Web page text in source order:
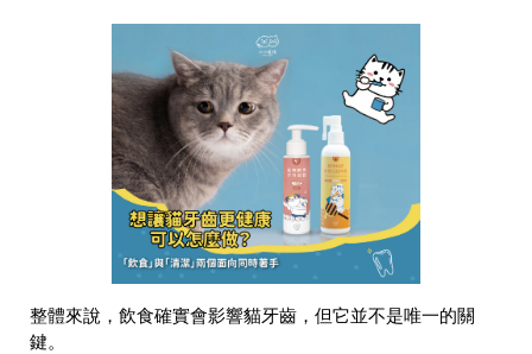
整體來說，飲食確實會影響貓牙齒，但它並不是唯一的關
鍵。